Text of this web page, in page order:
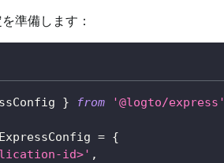
準備します：
} from '@logto/express'
= {
id>' ,